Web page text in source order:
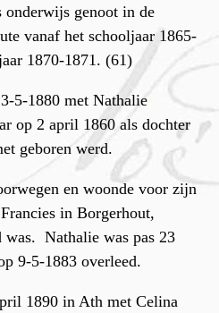
onderwijs genoot in de
vanaf het schooljaar 1865-
1870-1871. (61)
5-1880 met Nathalie
op 2 april 1860 als dochter
geboren werd.
en woonde voor zijn
in Borgerhout,
Nathalie was pas 23
9-5-1883 overleed.
1890 in Ath met Celina